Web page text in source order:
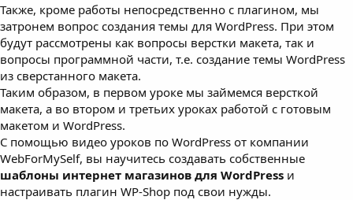
Также, кроме работы непосредственно с плагином, мы
затронем вопрос создания темы для WordPress. При этом
будут рассмотрены как вопросы верстки макета, так и
вопросы программной части, т.е. создание темы WordPress
из сверстанного макета.
Таким образом, в первом уроке мы займемся версткой
макета, а во втором и третьих уроках работой с готовым
макетом и WordPress.
С помощью видео уроков по WordPress от компании
WebForMySelf, вы научитесь создавать собственные
шаблоны интернет магазинов для WordPress и
настраивать плагин WP-Shop под свои нужды.